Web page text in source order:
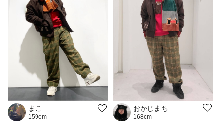
まこ
159cm
おかじまち
168cm